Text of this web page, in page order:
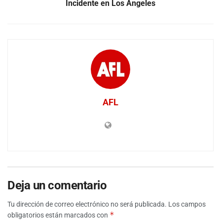
Incidente en Los Ángeles
AFL
Deja un comentario
Tu dirección de correo electrónico no será publicada. Los campos
obligatorios están marcados con *